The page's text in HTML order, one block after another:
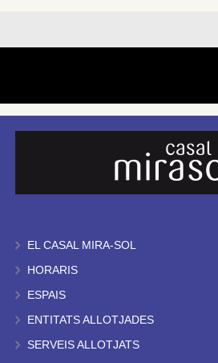
EL CASAL MIRA-SOL
HORARIS
ESPAIS
ENTITATS ALLOTJADES
SERVEIS ALLOTJATS